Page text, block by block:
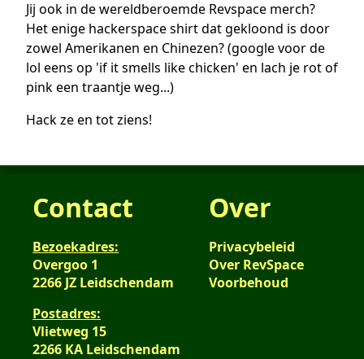
Jij ook in de wereldberoemde Revspace merch?
Het enige hackerspace shirt dat gekloond is door
zowel Amerikanen en Chinezen? (google voor de
lol eens op 'if it smells like chicken' en lach je rot of
pink een traantje weg...)
Hack ze en tot ziens!
Contact
Bezoekadres:
Overgoo 1
2266 JZ Leidschendam
Postadres:
Vlietweg 15
2266 KA Leidschendam
Over
Privacybeleid
Over RevSpace
Voorbehoud